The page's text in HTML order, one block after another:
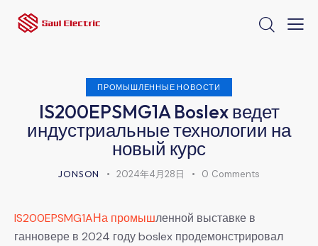
ПРОМЫШЛЕННЫЕ НОВОСТИ
IS200EPSMG1A Boslex ведет
индустриальные технологии на
новый курс
JONSON 2024年4月28日 0 Comments
IS200EPSMG1AНа промышленной выставке в
ганновере в 2024 году boslex продемонстрировал